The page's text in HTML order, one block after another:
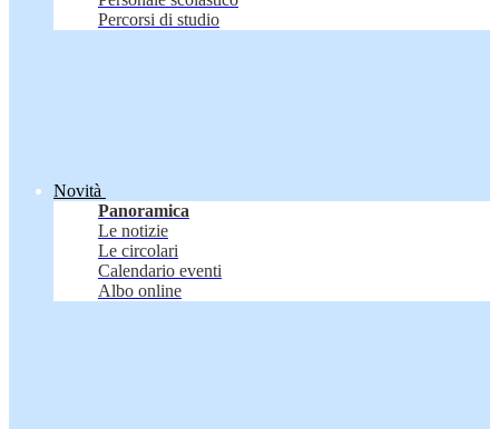
Percorsi di studio
Novità
Panoramica
Le notizie
Le circolari
Calendario eventi
Albo online